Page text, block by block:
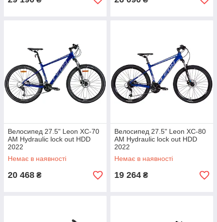
Велосипед 27.5" Leon XC-70
AM Hydraulic lock out HDD
2022
Немає в наявності
20 468 ₴
Велосипед 27.5" Leon XC-80
AM Hydraulic lock out HDD
2022
Немає в наявності
19 264 ₴